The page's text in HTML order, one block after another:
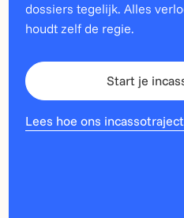
dossiers tegelijk. Alles
houdt zelf de regie.
Start je
Lees hoe ons